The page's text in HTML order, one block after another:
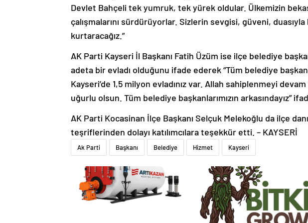
Devlet Bahçeli tek yumruk, tek yürek oldular. Ülkemizin
çalışmalarını sürdürüyorlar. Sizlerin sevgisi, güveni,
kurtaracağız.”
AK Parti Kayseri İl Başkanı Fatih Üzüm ise ilçe belediye
adeta bir evladı olduğunu ifade ederek “Tüm belediye
Kayseri’de 1,5 milyon evladınız var. Allah sahiplenmeyi
uğurlu olsun. Tüm belediye başkanlarımızın arkasındayız”
AK Parti Kocasinan İlçe Başkanı Selçuk Melekoğlu da ilçe
teşriflerinden dolayı katılımcılara teşekkür etti. – KAYSERİ
Ak Parti Başkanı Belediye Hizmet Kayseri